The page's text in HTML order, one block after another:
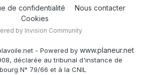
de confidentialité
Nous contacter
Cookies
by Invision Community
- Powered by www.planeur.net
déclarée au tribunal d'instance de
N° 79/66 et à la CNIL